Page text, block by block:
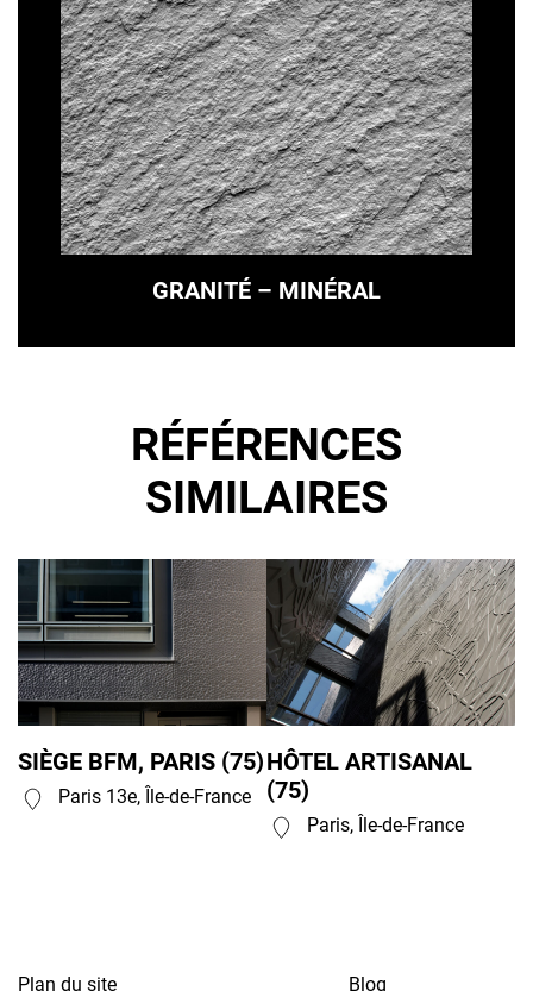
GRANITÉ – MINÉRAL
RÉFÉRENCES
SIMILAIRES
SIÈGE BFM, PARIS (75)
Paris 13e, Île-de-France
HÔTEL ARTISANAL
(75)
Paris, Île-de-France
Plan du site Blog